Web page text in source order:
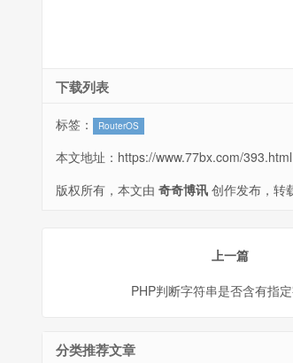
下载列表
标签： RouterOS
本文地址： https://www.77bx.com/393.html
版权所有，本文由 奇奇博讯 创作发布，转
上一篇
PHP判断字符串是否含有指
分类推荐文章